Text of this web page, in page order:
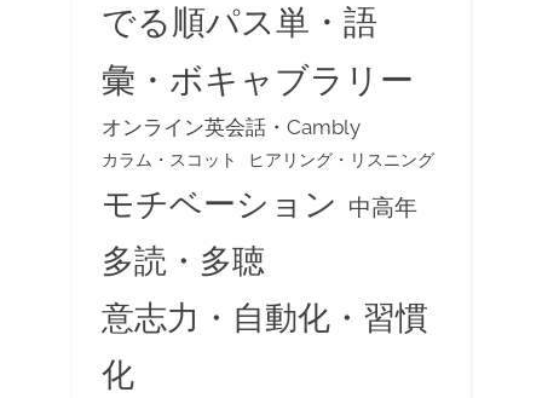
でる順パス単・語
彙・ボキャブラリー
オンライン英会話・Cambly
カラム・スコット ヒアリング・リスニング
モチベーション 中高年
多読・多聴
意志力・自動化・習慣
化